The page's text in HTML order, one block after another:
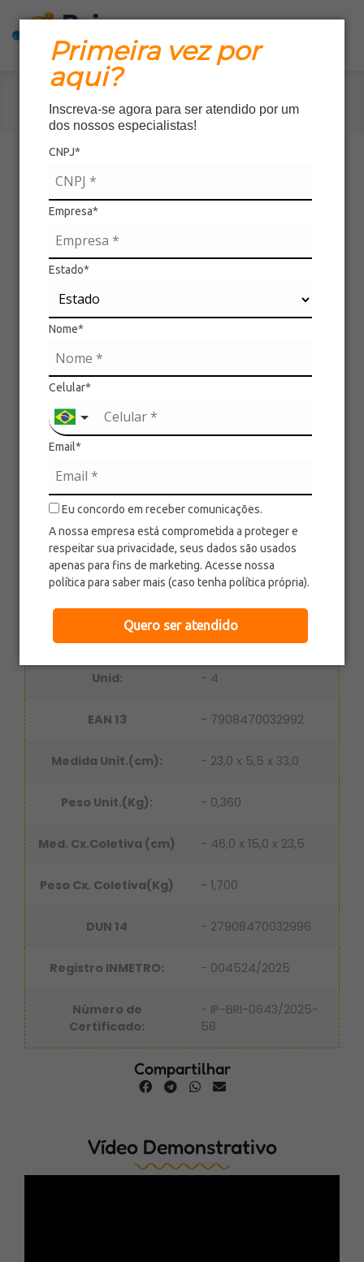
Primeira vez por
aqui?
Inscreva-se agora para ser atendido por um
dos nossos especialistas!
CNPJ*
Empresa*
Estado*
Nome*
Celular*
Email*
Eu concordo em receber comunicações.
A nossa empresa está comprometida a proteger e
respeitar sua privacidade, seus dados são usados
apenas para fins de marketing. Acesse nossa
política para saber mais (caso tenha política própria).
Quero ser atendido
Chapéu Voador
ótimo para treinar a mira, percepção visual e a
coordenação motora. Os jogadores
acertar a área de alvo com a sua respectiva cor.
Conheça este lançamento da Pais e Filhos, fale
agora mesmo com um representante!
Ref.: 793299 Categoria: Jogos
Descrição
Unid: - 4
EAN 13 - 7908470032992
Medida Unit.(cm): - 23,0 x 5,5 x 33,0
Peso Unit.(Kg): - 0,360
Med. Cx.Coletiva (cm) - 46,0 x 15,0 x 23,5
Peso Cx. Coletiva(Kg) - 1,700
DUN 14 - 27908470032996
Registro INMETRO: - 004524/2025
Número de
Certificado:
- IP-BRI-0643/2025-
58
Compartilhar
Faça o download das imagens desse produto
Download
Vídeo Demonstrativo